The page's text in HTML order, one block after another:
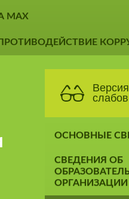
MAX
ОСНОВНЫЕ
СВЕДЕНИЯ ОБ
ОРГАНИЗАЦИИ